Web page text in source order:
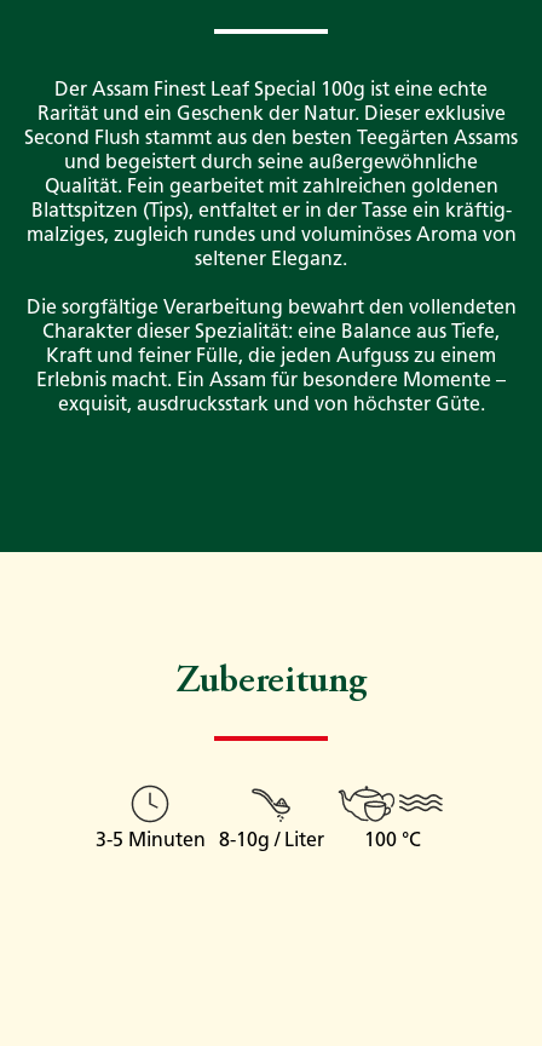
Der Assam Finest Leaf Special 100g ist eine echte
Rarität und ein Geschenk der Natur. Dieser exklusive
Second Flush stammt aus den besten Teegärten Assams
und begeistert durch seine außergewöhnliche
Qualität. Fein gearbeitet mit zahlreichen goldenen
Blattspitzen (Tips), entfaltet er in der Tasse ein kräftig-
malziges, zugleich rundes und voluminöses Aroma von
seltener Eleganz.
Die sorgfältige Verarbeitung bewahrt den vollendeten
Charakter dieser Spezialität: eine Balance aus Tiefe,
Kraft und feiner Fülle, die jeden Aufguss zu einem
Erlebnis macht. Ein Assam für besondere Momente –
exquisit, ausdrucksstark und von höchster Güte.
Zubereitung
3-5 Minuten 8-10g / Liter 100 °C